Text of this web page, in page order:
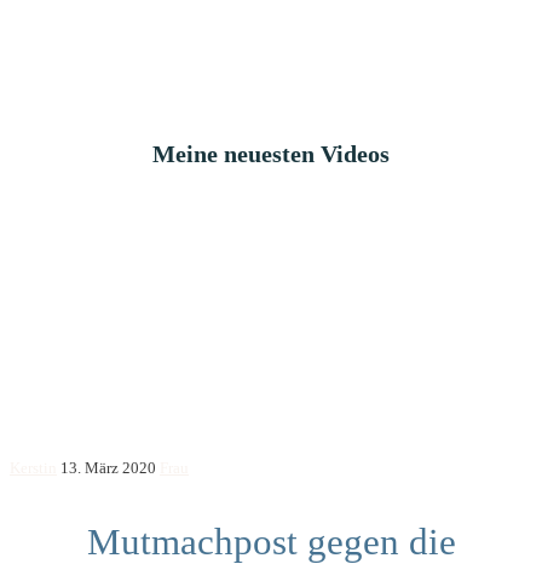
Meine neuesten Videos
13. März 2020
Mutmachpost gegen die